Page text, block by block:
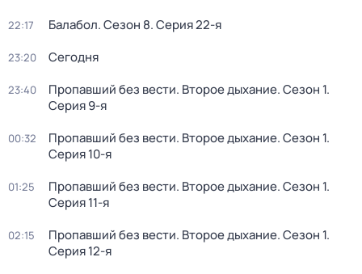
22:17 Балабол. Сезон 8. Серия 22-я
23:20 Сегодня
23:40 Пропавший без вести. Второе дыхание. Сезон 1.
Серия 9-я
00:32 Пропавший без вести. Второе дыхание. Сезон 1.
Серия 10-я
01:25 Пропавший без вести. Второе дыхание. Сезон 1.
Серия 11-я
02:15 Пропавший без вести. Второе дыхание. Сезон 1.
Серия 12-я